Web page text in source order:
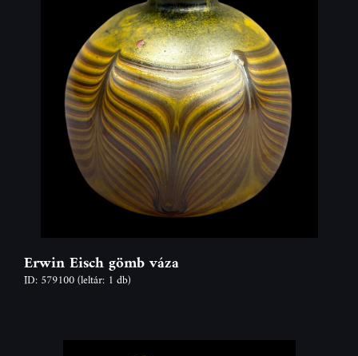
Erwin Eisch gömb váza
ID: 579100(leltár: 1 db)